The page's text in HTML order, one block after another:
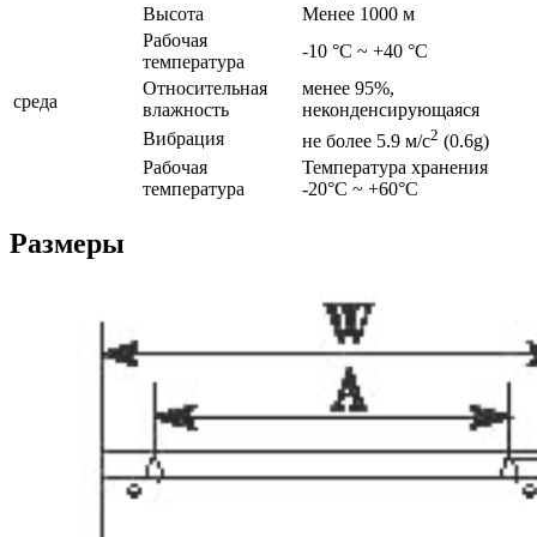
среда
Высота
Менее 1000 м
Рабочая
температура
-10 °C ~ +40 °C
Относительная
влажность
менее 95%,
неконденсирующаяся
Вибрация
не более 5.9 м/с2 (0.6g)
Рабочая
температура
Температура хранения
-20°C ~ +60°C
Размеры